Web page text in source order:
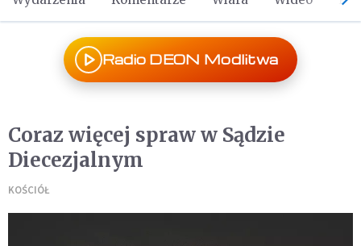
Radio DEON Modlitwa
Coraz więcej spraw w Sądzie
Diecezjalnym
KOŚCIÓŁ